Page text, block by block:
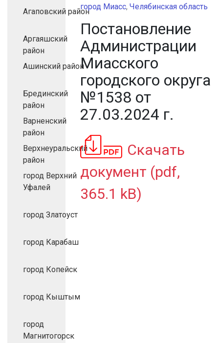
Агаповский район
Аргаяшский
район
Ашинский район
Брединский
район
Варненский
район
Верхнеуральский
район
город Верхний
Уфалей
город Златоуст
город Карабаш
город Копейск
город Кыштым
город
Магнитогорск
город Миасс,Челябинская область
Постановление
Администрации
Миасского
городского округа
№1538 от
27.03.2024 г.
Скачать
документ (pdf,
365.1 kB)